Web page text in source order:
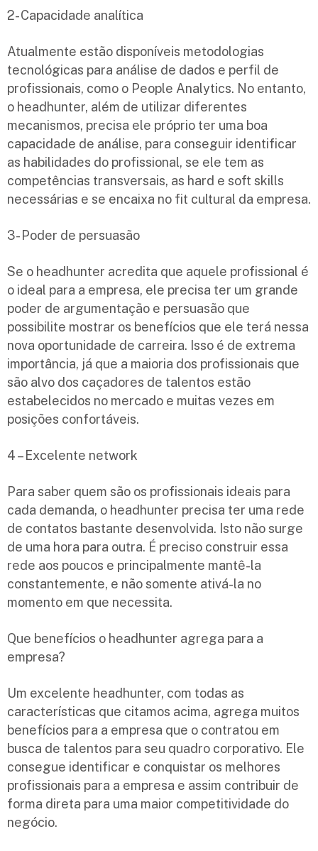
2- Capacidade analítica
Atualmente estão disponíveis metodologias
tecnológicas para análise de dados e perfil de
profissionais, como o People Analytics. No entanto,
o headhunter, além de utilizar diferentes
mecanismos, precisa ele próprio ter uma boa
capacidade de análise, para conseguir identificar
as habilidades do profissional, se ele tem as
competências transversais, as hard e soft skills
necessárias e se encaixa no fit cultural da empresa.
3- Poder de persuasão
Se o headhunter acredita que aquele profissional é
o ideal para a empresa, ele precisa ter um grande
poder de argumentação e persuasão que
possibilite mostrar os benefícios que ele terá nessa
nova oportunidade de carreira. Isso é de extrema
importância, já que a maioria dos profissionais que
são alvo dos caçadores de talentos estão
estabelecidos no mercado e muitas vezes em
posições confortáveis.
4 – Excelente network
Para saber quem são os profissionais ideais para
cada demanda, o headhunter precisa ter uma rede
de contatos bastante desenvolvida. Isto não surge
de uma hora para outra. É preciso construir essa
rede aos poucos e principalmente mantê-la
constantemente, e não somente ativá-la no
momento em que necessita.
Que benefícios o headhunter agrega para a
empresa?
Um excelente headhunter, com todas as
características que citamos acima, agrega muitos
benefícios para a empresa que o contratou em
busca de talentos para seu quadro corporativo. Ele
consegue identificar e conquistar os melhores
profissionais para a empresa e assim contribuir de
forma direta para uma maior competitividade do
negócio.